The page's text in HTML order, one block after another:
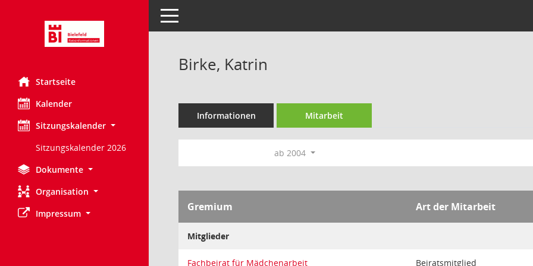
Startseite
Kalender
Sitzungskalender
Sitzungskalender 2026
Dokumente
Organisation
Impressum
Toggle navigation
Birke, Katrin
Informationen Mitarbeit
ab 2004
Gremium Art der Mitarbeit
Mitglieder
Fachbeirat für Mädchenarbeit Beiratsmitglied